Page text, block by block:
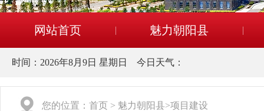
网站首页 魅力朝阳县
时间： 2026年8月9日 星期日 今日天气：
您的位置： 首页 > 魅力朝阳县>项目建设